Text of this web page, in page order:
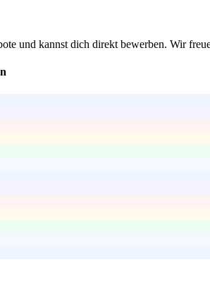
und kannst dich direkt bewerben. Wir